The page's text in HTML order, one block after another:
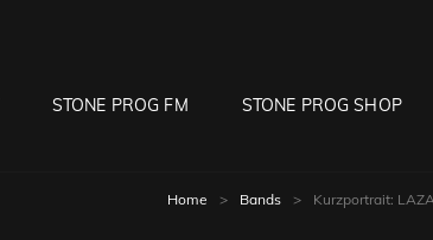
STONE PROG FM STONE PROG SHOP
Home > Bands > Kurzportrait: